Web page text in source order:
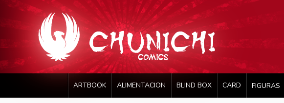
ARTBOOK ALIMENTACION BLIND BOX CARD FIGURAS